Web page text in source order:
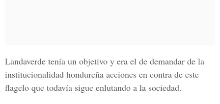
Landaverde tenía un objetivo y era el de demandar de la
institucionalidad hondureña acciones en contra de este
flagelo que todavía sigue enlutando a la sociedad.